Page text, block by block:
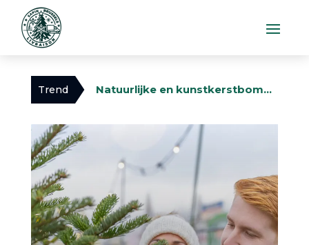
Trend Natuurlijke en kunstkerstbomen vergelijken: Welke kiezen voor Kerstmis?